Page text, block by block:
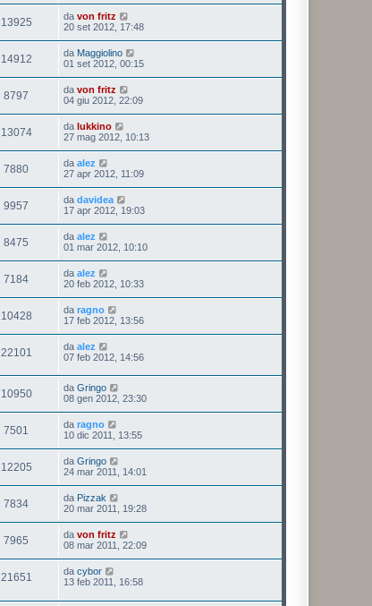
13925 da von fritz
20 set 2012, 17:48
14912 da Maggiolino
01 set 2012, 00:15
8797 da von fritz
04 giu 2012, 22:09
13074 da lukkino
27 mag 2012, 10:13
7880 da alez
27 apr 2012, 11:09
9957 da davidea
17 apr 2012, 19:03
8475 da alez
01 mar 2012, 10:10
7184 da alez
20 feb 2012, 10:33
10428 da ragno
17 feb 2012, 13:56
22101 da alez
07 feb 2012, 14:56
10950 da Gringo
08 gen 2012, 23:30
7501 da ragno
10 dic 2011, 13:55
12205 da Gringo
24 mar 2011, 14:01
7834 da Pizzak
20 mar 2011, 19:28
7965 da von fritz
08 mar 2011, 22:09
21651 da cybor
13 feb 2011, 16:58